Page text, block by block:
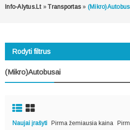
Info-Alytus.lt »Transportas »
Rodyti filtrus
(Mikro)autobusai
Naujai įrašyti Pirma žemiausia kaina